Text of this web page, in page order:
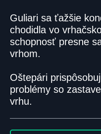
Guliari sa ťažšie
chodidla vo
schopnosť presne
vrhom.
Oštepári
problémy so
vrhu.